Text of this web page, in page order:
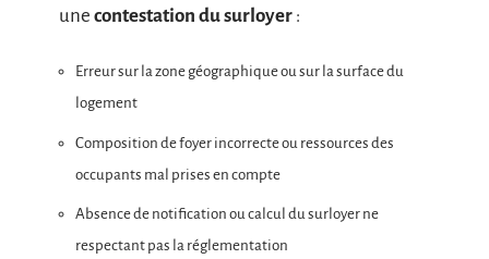
une contestation du surloyer :
Erreur sur la zone géographique ou sur la surface du
logement
Composition de foyer incorrecte ou ressources des
occupants mal prises en compte
Absence de notification ou calcul du surloyer ne
respectant pas la réglementation